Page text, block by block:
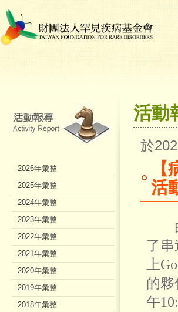
活動
於
活
由
了
上
的
午
2026年彙整
2025年彙整
2024年彙整
2023年彙整
2022年彙整
2021年彙整
2020年彙整
2019年彙整
2018年彙整